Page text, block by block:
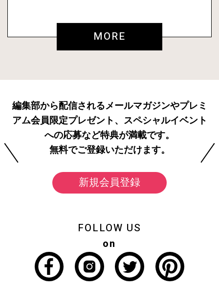
MORE
編集部から配信されるメールマガジンやプレミ
アム会員限定プレゼント、スペシャルイベント
への応募など特典が満載です。
無料でご登録いただけます。
新規会員登録
FOLLOW US
on